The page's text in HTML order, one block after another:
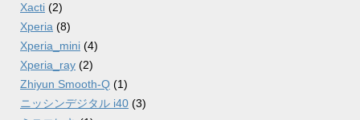
Xacti (2)
Xperia (8)
Xperia_mini (4)
Xperia_ray (2)
Zhiyun Smooth-Q (1)
ニッシンデジタル i40 (3)